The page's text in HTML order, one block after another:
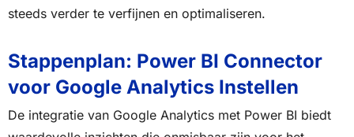
steeds verder te verfijnen en optimaliseren.
Stappenplan: Power BI Connector
voor Google Analytics Instellen
De integratie van Google Analytics met Power BI biedt